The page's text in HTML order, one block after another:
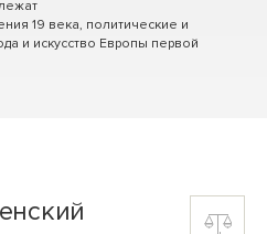
19 века, политические и
и искусство Европы первой